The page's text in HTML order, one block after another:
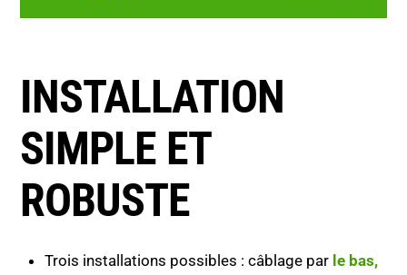
INSTALLATION
SIMPLE ET
ROBUSTE
Trois installations possibles : câblage par le bas,